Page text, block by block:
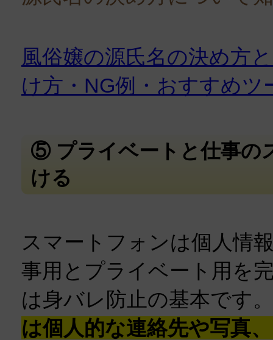
風俗嬢の源氏名の決め方
け方・NG例・おすすめツ
⑤ プライベートと仕事の
ける
スマートフォンは個人情
事用とプライベート用を
は身バレ防止の基本です。
は個人的な連絡先や写真